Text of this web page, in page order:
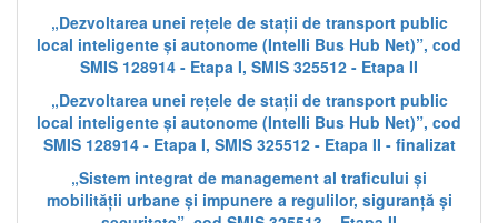
„Dezvoltarea unei rețele de stații de transport public
local inteligente și autonome (Intelli Bus Hub Net)”, cod
SMIS 128914 - Etapa I, SMIS 325512 - Etapa II
„Dezvoltarea unei rețele de stații de transport public
local inteligente și autonome (Intelli Bus Hub Net)”, cod
SMIS 128914 - Etapa I, SMIS 325512 - Etapa II - finalizat
„Sistem integrat de management al traficului și
mobilității urbane și impunere a regulilor, siguranță și